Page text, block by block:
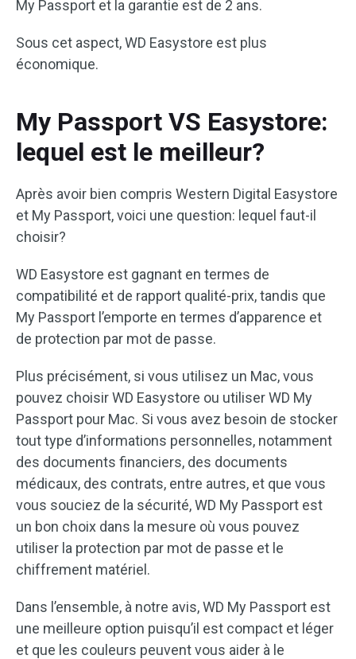
My Passport et la garantie est de 2 ans.
Sous cet aspect, WD Easystore est plus
économique.
My Passport VS Easystore:
lequel est le meilleur?
Après avoir bien compris Western Digital Easystore
et My Passport, voici une question: lequel faut-il
choisir?
WD Easystore est gagnant en termes de
compatibilité et de rapport qualité-prix, tandis que
My Passport l’emporte en termes d’apparence et
de protection par mot de passe.
Plus précisément, si vous utilisez un Mac, vous
pouvez choisir WD Easystore ou utiliser WD My
Passport pour Mac. Si vous avez besoin de stocker
tout type d’informations personnelles, notamment
des documents financiers, des documents
médicaux, des contrats, entre autres, et que vous
vous souciez de la sécurité, WD My Passport est
un bon choix dans la mesure où vous pouvez
utiliser la protection par mot de passe et le
chiffrement matériel.
Dans l’ensemble, à notre avis, WD My Passport est
une meilleure option puisqu’il est compact et léger
et que les couleurs peuvent vous aider à le